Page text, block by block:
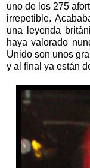
uno de los 275
irrepetible.
una leyenda
haya valorado
Unido son unos
y al final ya están